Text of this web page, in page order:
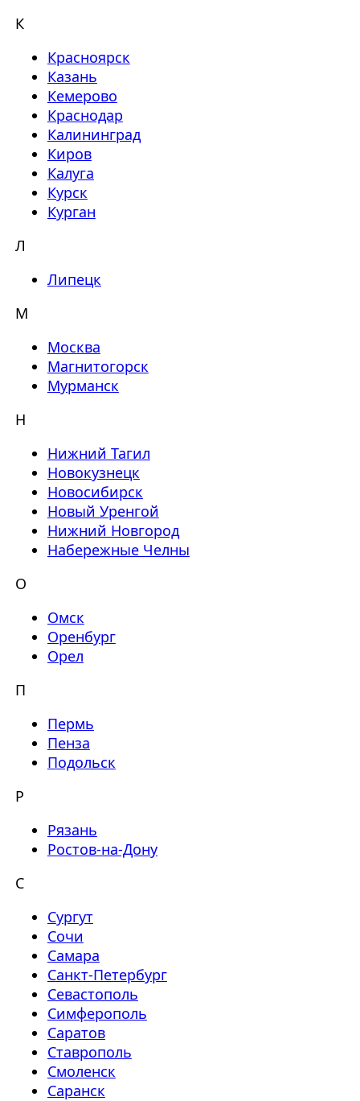
К
Красноярск
Казань
Кемерово
Краснодар
Калининград
Киров
Калуга
Курск
Курган
Л
Липецк
М
Москва
Магнитогорск
Мурманск
Н
Нижний Тагил
Новокузнецк
Новосибирск
Новый Уренгой
Нижний Новгород
Набережные Челны
О
Омск
Оренбург
Орел
П
Пермь
Пенза
Подольск
Р
Рязань
Ростов-на-Дону
С
Сургут
Сочи
Самара
Санкт-Петербург
Севастополь
Симферополь
Саратов
Ставрополь
Смоленск
Саранск